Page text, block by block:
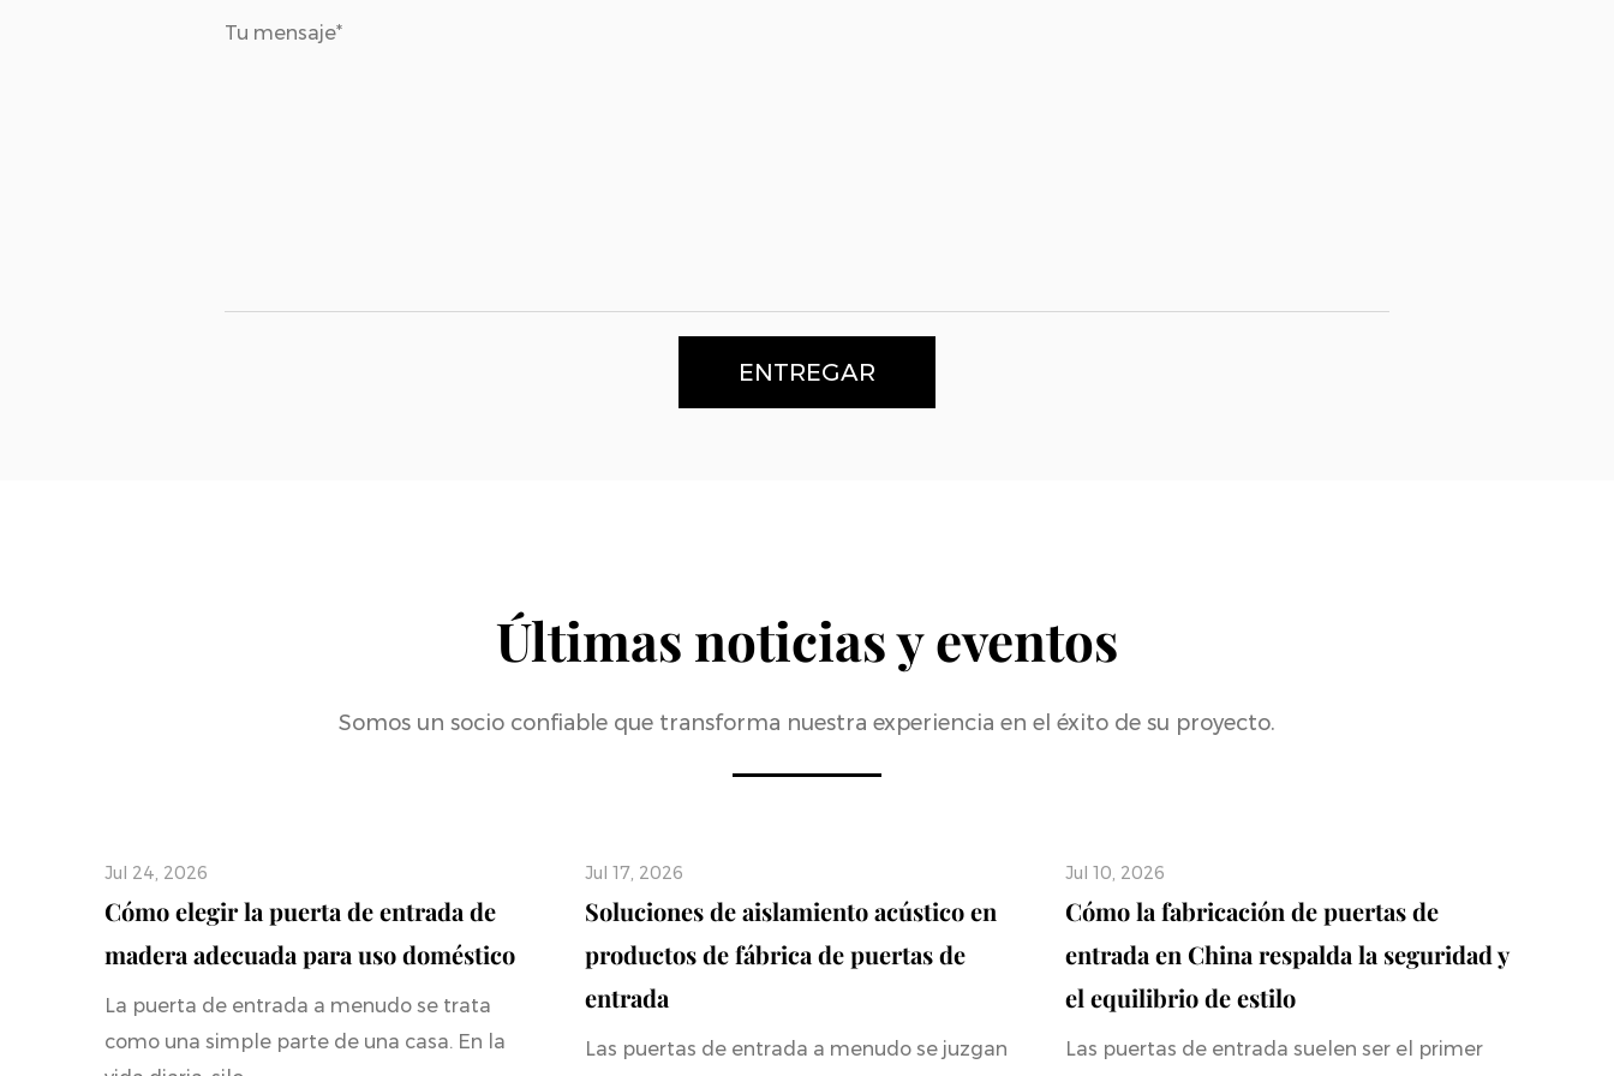
ENTREGAR
Últimas noticias y eventos
Somos un socio confiable que transforma nuestra experiencia en el éxito de su proyecto.
Jul 24, 2026
Cómo elegir la puerta de entrada de
madera adecuada para uso doméstico
La puerta de entrada a menudo se trata
como una simple parte de una casa. En la
Jul 17, 2026
Soluciones de aislamiento acústico en
productos de fábrica de puertas de
entrada
Las puertas de entrada a menudo se juzgan
Jul 10, 2026
Cómo la fabricación de puertas de
entrada en China respalda la seguridad y
el equilibrio de estilo
Las puertas de entrada suelen ser el primer